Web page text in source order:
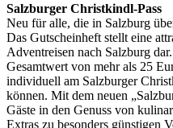
Salzburger Christkindl-Pass
Neu für alle, die in Salzburg
Das Gutscheinheft stellt eine
Adventreisen nach Salzburg
Gesamtwert von mehr als 25
individuell am Salzburger
können. Mit dem neuen
Gäste in den Genuss von
Extras zu besonders günstigen